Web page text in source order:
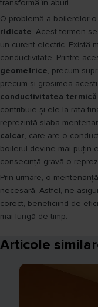
transformă în aburi.
O problemă a boilerelor
ridicate. Acest termen
un curent electric. Există
conductivitate. Printre
geometrice, precum
precum și grosimea
conductivitatea termică
contribuie și ele la rata
reprezintă slaba
calcar, care are o
boilerul devine mai puțin
consecință gravă o
Prin urmare, o
necesară. Astfel, ne
corect, beneficiind de
mai lungă de timp.
Articole